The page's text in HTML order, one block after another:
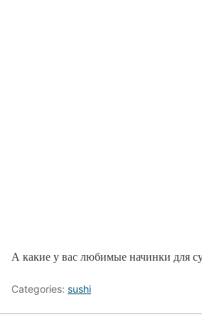
А какие у вас любимые начинки для
Categories: sushi